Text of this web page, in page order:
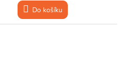
Do košíku